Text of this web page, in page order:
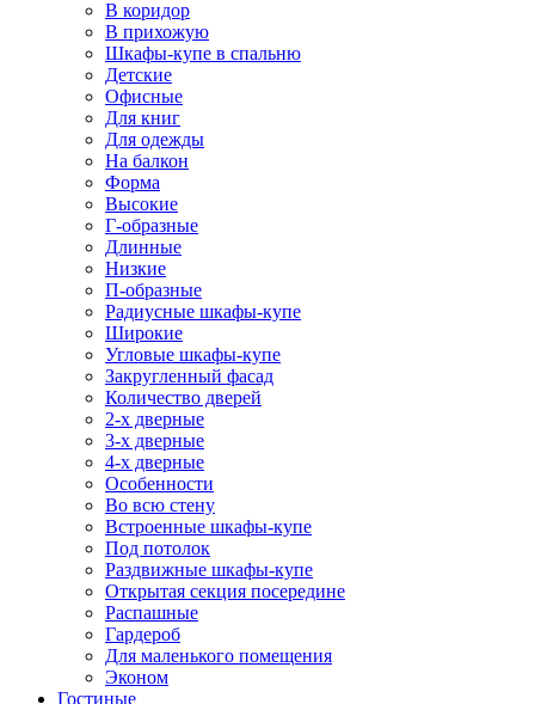
В коридор
В прихожую
Шкафы-купе в спальню
Детские
Офисные
Для книг
Для одежды
На балкон
Форма
Высокие
Г-образные
Длинные
Низкие
П-образные
Радиусные шкафы-купе
Широкие
Угловые шкафы-купе
Закругленный фасад
Количество дверей
2-х дверные
3-х дверные
4-х дверные
Особенности
Во всю стену
Встроенные шкафы-купе
Под потолок
Раздвижные шкафы-купе
Открытая секция посередине
Распашные
Гардероб
Для маленького помещения
Эконом
Гостиные